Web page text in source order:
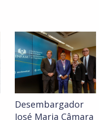
Desembargador
José Maria Câmara